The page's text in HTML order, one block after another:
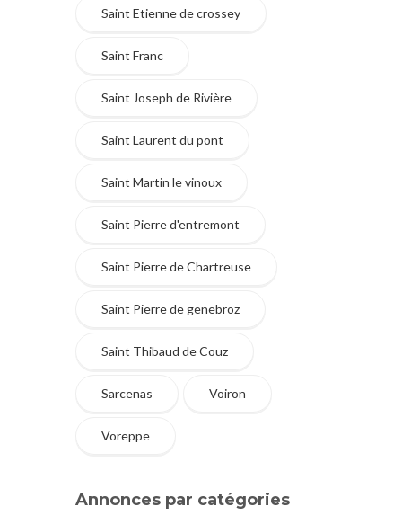
Saint Etienne de crossey
Saint Franc
Saint Joseph de Rivière
Saint Laurent du pont
Saint Martin le vinoux
Saint Pierre d'entremont
Saint Pierre de Chartreuse
Saint Pierre de genebroz
Saint Thibaud de Couz
Sarcenas Voiron
Voreppe
Annonces par catégories